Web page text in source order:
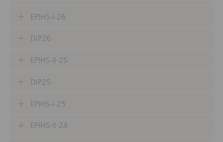
EPIHS-I-26
DIP26
EPIHS-II-25
DIP25
EPIHS-I-25
EPIHS-II-24